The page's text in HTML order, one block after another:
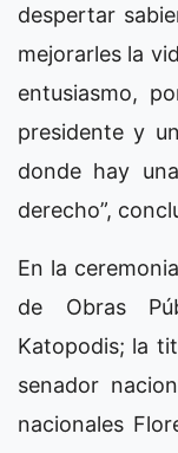
despertar
mejorarles la
entusiasmo,
presidente y
donde hay
derecho”,
En la
de Obras
Katopodis; la
senador
nacionales